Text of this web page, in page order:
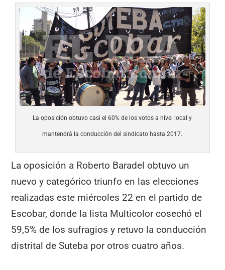
La oposición obtuvo casi el 60% de los votos a nivel local y
mantendrá la conducción del sindicato hasta 2017.
La oposición a Roberto Baradel obtuvo un
nuevo y categórico triunfo en las elecciones
realizadas este miércoles 22 en el partido de
Escobar, donde la lista Multicolor cosechó el
59,5% de los sufragios y retuvo la conducción
distrital de Suteba por otros cuatro años.